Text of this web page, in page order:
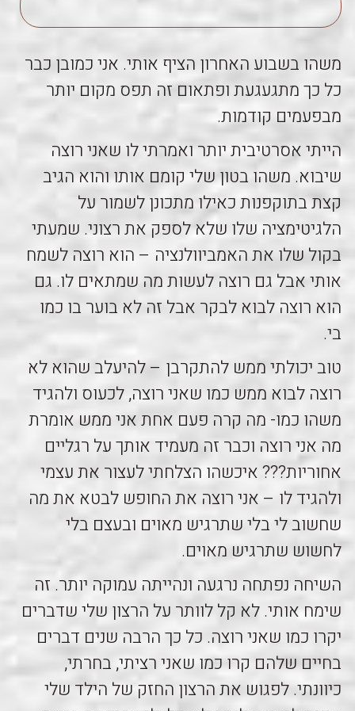
משהו בשבוע האחרון הציף אותי. אני כמובן כבר
כל כך מתגעגעת ופתאום זה תפס מקום יותר
מבפעמים קודמות.
הייתי אסרטיבית יותר ואמרתי לו שאני רוצה
שיבוא. משהו בטון שלי קומם אותו והוא הגיב
קצת בתוקפנות כאילו מתכונן לשמור על
הלגיטימציה שלו שלא לספק את רצוני. שמעתי
בקול שלו את האמביוולנציה – הוא רוצה לשמח
אותי אבל גם רוצה לעשות מה שמתאים לו. גם
הוא רוצה לבוא לבקר אבל זה לא בוער בו כמו
בי.
טוב יכולתי ממש להתקרבן – להיעלב שהוא לא
רוצה לבוא ממש כמו שאני רוצה, לכעוס ולהגיד
משהו כמו- מה קרה פעם אחת אני ממש אומרת
מה אני רוצה וכבר זה מעמיד אותך על רגליים
אחוריות??? איכשהו הצלחתי לעצור את עצמי
ולהגיד לו – אני רוצה את החופש לבטא את מה
שחשוב לי בלי שתרגיש מאוים ובעצם בלי
לחשוש שתרגיש מאוים.
השיחה נפתחה נרגעה ונהייתה עמוקה יותר. זה
שימח אותי. לא קל לוותר על הרצון שלי שדברים
יקרו כמו שאני רוצה. כל כך הרבה שנים דברים
בחיים שלהם קרו כמו שאני רציתי, בחרתי,
כיוונתי. לפגוש את הרצון החזק של הילד שלי